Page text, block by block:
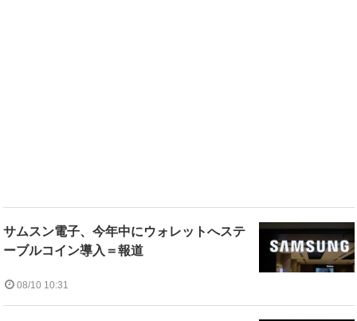
サムスン電子、今年中にウォレットへステ
ーブルコイン導入＝報道
08/10 10:31